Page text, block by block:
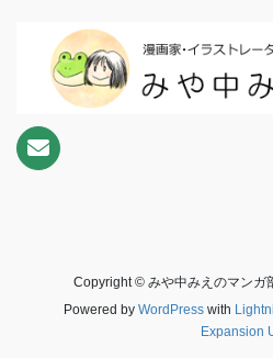
Copyright © みや中みえのマンガ
Powered by WordPresswith
Expansion